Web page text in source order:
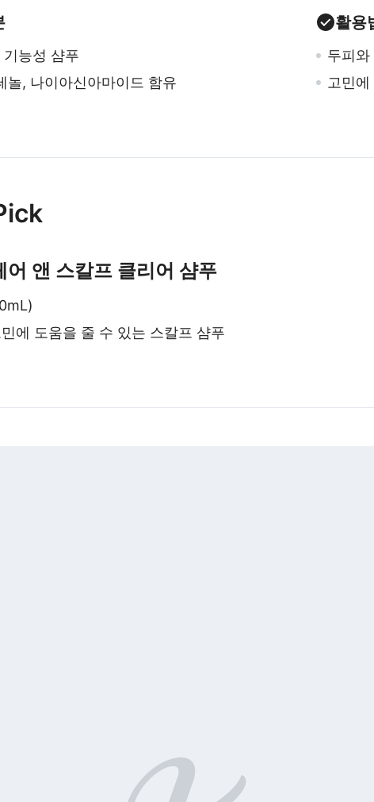
능성 샴푸
놀, 나이아신아마이드 함유
활용
두피와
고민
어 앤 스칼프 클리어 샴푸
에 도움을 줄 수 있는 스칼프 샴푸